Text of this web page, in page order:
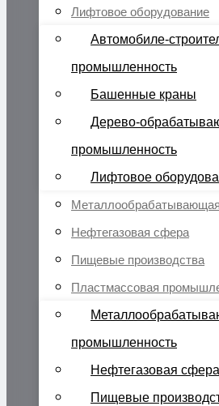
Лифтовое оборудование
Автомобиле-
промышленность
Башенные краны
Дерево-
промышленность
Лифтовое
Нефтегазовая сфера
Пищевые производства
Пластмассовая
промышленность
Нефтегазовая сфера
Пищевые